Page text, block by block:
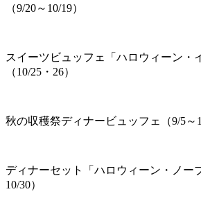
（9/20～10/19）
スイーツビュッフェ「ハロウィーン・
（10/25・26）
秋の収穫祭ディナービュッフェ（9/5～
ディナーセット「ハロウィーン・ノー
10/30）